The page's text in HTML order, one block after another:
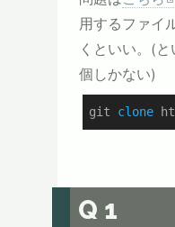
用するファイ
くといい。(
個しかない)
git clone
Q1